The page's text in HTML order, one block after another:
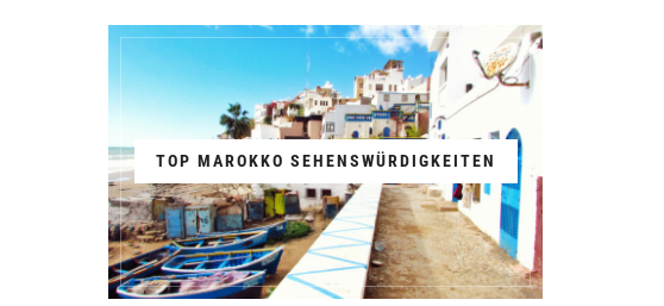
TOP MAROKKO SEHENSWÜRDIGKEITEN